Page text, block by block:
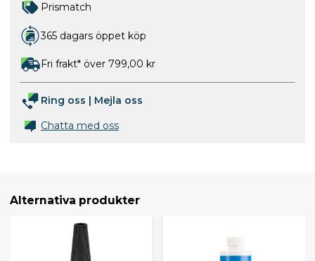
Prismatch
365 dagars öppet köp
Fri frakt* över 799,00 kr
Ring oss
Mejla oss
Chatta med oss
Alternativa produkter